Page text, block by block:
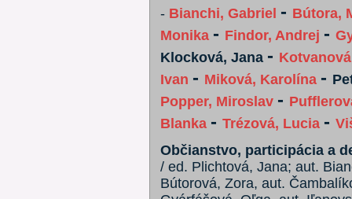
- Bianchi, Gabriel - Bútora,
Monika - Findor, Andrej -
Klocková, Jana -
Ivan - Miková, Karolína -
Popper, Miroslav -
Blanka - Trézová, Lucia -
Občianstvo, participácia a
/ ed. Plichtová, Jana; aut.
Bútorová, Zora, aut.